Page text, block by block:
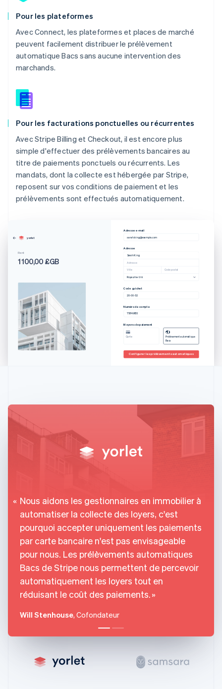
Pour les plateformes
Avec Connect, les plateformes et places de marché
peuvent facilement distribuer le prélèvement
automatique Bacs sans aucune intervention des
marchands.
Pour les facturations ponctuelles ou récurrentes
Avec Stripe Billing et Checkout, il est encore plus
simple d'effectuer des prélèvements bancaires au
titre de paiements ponctuels ou récurrents. Les
mandats, dont la collecte est hébergée par Stripe,
reposent sur vos conditions de paiement et les
prélèvements sont effectués automatiquement.
yorlet
Rent
1 100,00 £GB
Adresse e-mail
sarah.king@example.com
Adresse
Sarah King
Adresse
Ville Code postal
Royaume-Uni
Code guichet
20-00-52
Numéro de compte
75849855
Moyens de paiement
Carte
Prélèvement automatique
Bacs
Configurer les prélèvements automatiques
Nous aidons les gestionnaires en immobilier à
automatiser la collecte des loyers, c'est
pourquoi accepter uniquement les paiements
par carte bancaire n'est pas envisageable
pour nous. Les prélèvements automatiques
Bacs de Stripe nous permettent de percevoir
automatiquement les loyers tout en
réduisant le coût des paiements.
Will Stenhouse, Cofondateur
Allemagne
Deutsch English
Australie
Bulgarie
English
English
English Italiano
Danemark
English
English
Espagne
EspañolEnglish
Estonie
États-Unis
简体中文
FrançaisEnglish